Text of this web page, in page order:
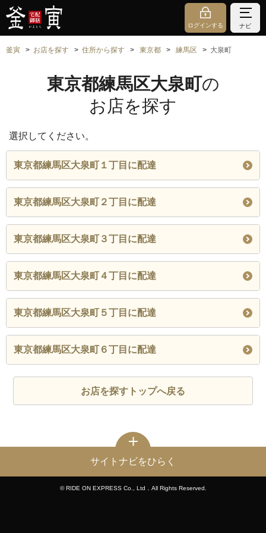
ログインする ナビ
釜寅 お店を探す 住所から探す 東京都 練馬区 大泉町
東京都練馬区大泉町の
お店を探す
選択してください。
東京都練馬区大泉町１丁目に配達
東京都練馬区大泉町２丁目に配達
東京都練馬区大泉町３丁目に配達
東京都練馬区大泉町４丁目に配達
東京都練馬区大泉町５丁目に配達
東京都練馬区大泉町６丁目に配達
お店を探すトップへ戻る
サイトナビをひらく
© RIDE ON EXPRESS Co., Ltd．All Rights Reserved.